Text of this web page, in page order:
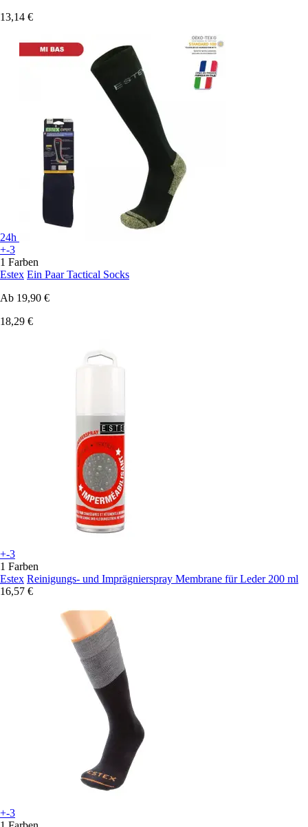
13,14 €
24h
+-3
1 Farben
Estex Ein Paar Tactical Socks
Ab 19,90 €
18,29 €
+-3
1 Farben
Estex Reinigungs- und Imprägnierspray Membrane für Leder 200 ml
16,57 €
+-3